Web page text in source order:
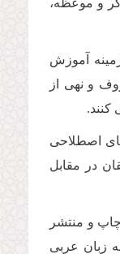
و موعظه،
آموزش
و نهى از
كنند.
اصطلاحى
در مقابل
ترجمه و در سال 2003 در 288 صفحه و با شمارگان 6000 نسخه چاپ و منتشر
زبان عربی